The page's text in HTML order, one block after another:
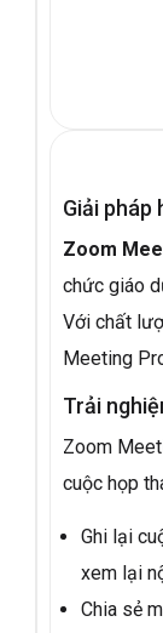
Giải
Zoom
chức giáo
Với chất
Meeting
Trải
Zoom
cuộc họp
Ghi lại
xem lại
Chia sẻ